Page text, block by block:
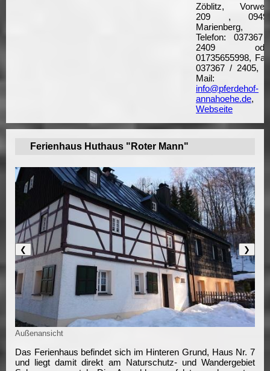
Zöblitz,
209 ,
Marienberg,
Telefon: 037367
2409
01735655998,
037367 / 2405,
Mail:
info@pferdehof-
annahoehe.de,
Webseite
Ferienhaus Huthaus "Roter Mann"
Außenansicht
❮ ❯
Das Ferienhaus befindet sich im Hinteren Grund, Haus Nr. 7
und liegt damit direkt am Naturschutz- und Wandergebiet